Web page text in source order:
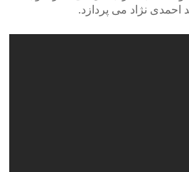
احمدی نژاد می پردازد.